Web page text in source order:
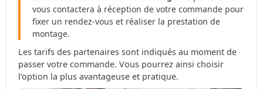
vous contactera à réception de votre commande pour
fixer un rendez-vous et réaliser la prestation de
montage.
Les tarifs des partenaires sont indiqués au moment de
passer votre commande. Vous pourrez ainsi choisir
l’option la plus avantageuse et pratique.